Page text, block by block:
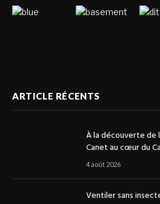
ARTICLE RÉCENTS
À la découverte de
Canet au cœur du
4 août 2026
Ventiler sans